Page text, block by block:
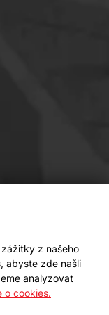
nás
z našeho
abyste zde našli
analyzovat
o cookies.